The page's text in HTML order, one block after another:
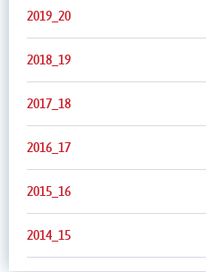
2019_20
2018_19
2017_18
2016_17
2015_16
2014_15